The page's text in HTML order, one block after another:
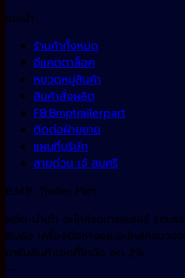
แนะนำ
ร้านค้าทั้งหมด
อีแคตตาล็อค
หมวดหมู่สินค้า
สินค้าสั่งผลิต
FB:Bmptrailerpart
ติดต่อฝ่ายขาย
แผนที่บริษัท
สายด่วน เจ้ สมศรี
B.M.P. Trailer Part
ผลิต-นำเข้า อะไหล่รถเทรลเลอร์ รถบ
สิบล้อ เครื่องมือช่างและอะไหล่ครบวง
มารับสินค้าเองที่โกดัง ลด 2%
—